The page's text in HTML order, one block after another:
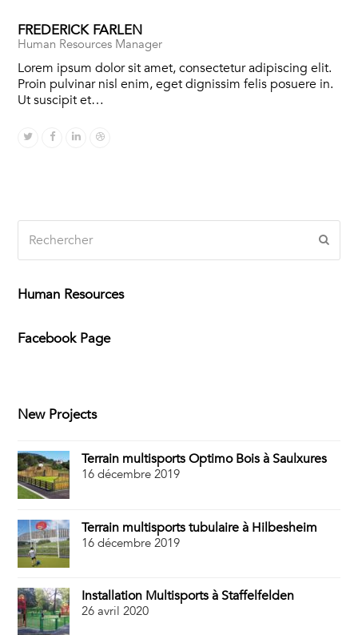
FREDERICK FARLEN
Human Resources Manager
Lorem ipsum dolor sit amet, consectetur adipiscing elit.
Proin pulvinar nisl enim, eget dignissim felis posuere in.
Ut suscipit et…
TwitterFacebook
LinkedinDribbble
Human Resources
Facebook Page
New Projects
Terrain multisports Optimo Bois à Saulxures
16 décembre 2019
Terrain multisports tubulaire à Hilbesheim
16 décembre 2019
Installation Multisports à Staffelfelden
26 avril 2020